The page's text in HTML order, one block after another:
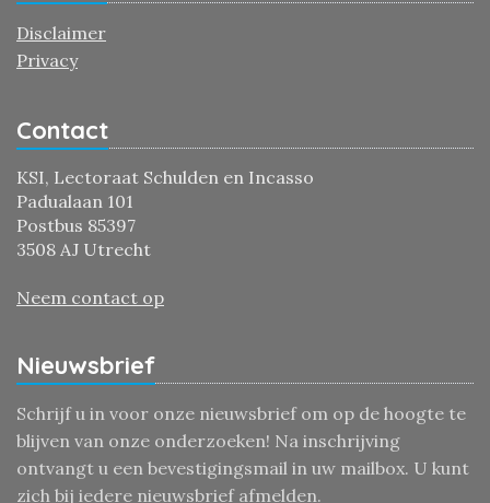
Disclaimer
Privacy
Contact
KSI, Lectoraat Schulden en Incasso
Padualaan 101
Postbus 85397
3508 AJ Utrecht
Neem contact op
Nieuwsbrief
Schrijf u in voor onze nieuwsbrief om op de hoogte te
blijven van onze onderzoeken! Na inschrijving
ontvangt u een bevestigingsmail in uw mailbox. U kunt
zich bij iedere nieuwsbrief afmelden.